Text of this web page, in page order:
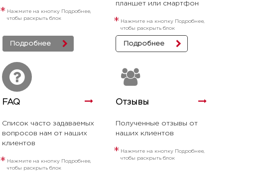
* Нажмите на кнопку Подробнее,
чтобы раскрыть блок
Подробнее
планшет или смартфон
* Нажмите на кнопку Подробнее,
чтобы раскрыть блок
Подробнее
FAQ
Список часто задаваемых
вопросов нам от наших
клиентов
* Нажмите на кнопку Подробнее,
чтобы раскрыть блок
Отзывы
Полученные отзывы от
наших клиентов
* Нажмите на кнопку Подробнее,
чтобы раскрыть блок